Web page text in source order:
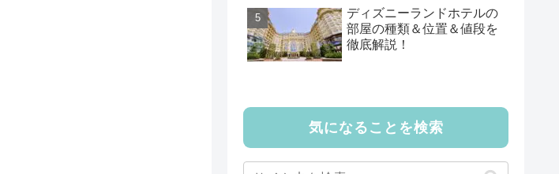
ディズニーランドホテルの
部屋の種類＆位置＆値段を
徹底解説！
気になることを検索